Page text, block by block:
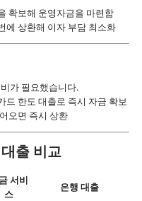
확보해 운영자금을 마련함
에 상환해 이자 부담 최소화
가 필요했습니다.
한도 대출로 즉시 자금 확보
오면 즉시 상환
출 비교
서비
스
은행 대출